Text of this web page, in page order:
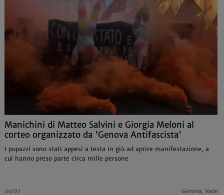
Manichini di Matteo Salvini e Giorgia Meloni al
corteo organizzato da 'Genova Antifascista'
I pupazzi sono stati appesi a testa in giù ad aprire manifestazione, a
cui hanno preso parte circa mille persone
01/07 Genova, Varie